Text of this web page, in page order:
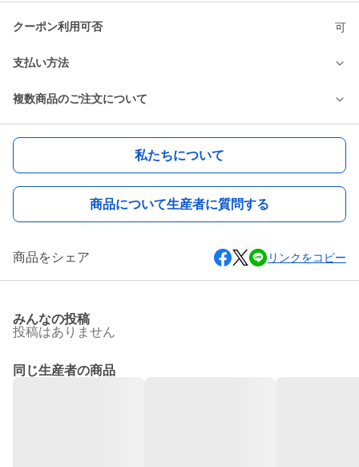
クーポン利用可否 可
支払い方法
複数商品のご注文について
私たちについて
商品について生産者に質問する
商品をシェア リンクをコピー
みんなの投稿
投稿はありません
同じ生産者の商品